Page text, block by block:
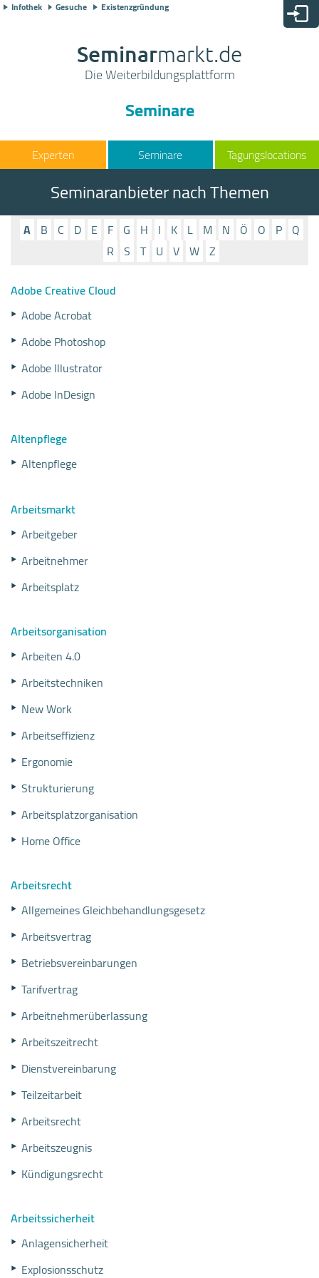
Infothek Gesuche Existenzgründung
Seminarmarkt.de
Die Weiterbildungsplattform
Seminare
Seminare Tagungslocations
Seminaranbieter nach Themen
A B C D E F G H I K L M N Ö O P Q
R S T U V W Z
Adobe Creative Cloud
Adobe Acrobat
Adobe Photoshop
Adobe Illustrator
Adobe InDesign
Altenpflege
Altenpflege
Arbeitsmarkt
Arbeitgeber
Arbeitnehmer
Arbeitsplatz
Arbeitsorganisation
Arbeiten 4.0
Arbeitstechniken
New Work
Arbeitseffizienz
Ergonomie
Strukturierung
Arbeitsplatzorganisation
Home Office
Arbeitsrecht
Allgemeines Gleichbehandlungsgesetz
Arbeitsvertrag
Betriebsvereinbarungen
Tarifvertrag
Arbeitnehmerüberlassung
Arbeitszeitrecht
Dienstvereinbarung
Teilzeitarbeit
Arbeitsrecht
Arbeitszeugnis
Kündigungsrecht
Arbeitssicherheit
Anlagensicherheit
Explosionsschutz